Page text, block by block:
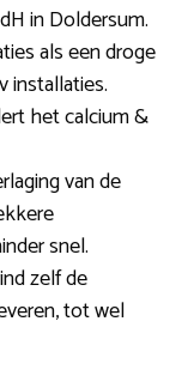
in Doldersum.
als een droge
installaties.
het calcium &
van de
snel.
zelf de
tot wel